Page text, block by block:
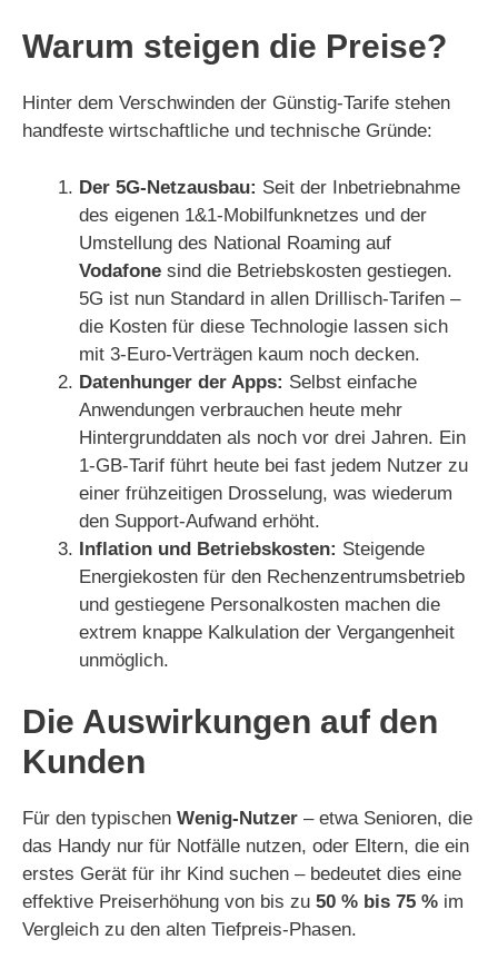
d
e
o
Warum steigen die Preise?
Hinter dem Verschwinden der Günstig-Tarife stehen
handfeste wirtschaftliche und technische Gründe:
Der 5G-Netzausbau: Seit der Inbetriebnahme
des eigenen 1&1-Mobilfunknetzes und der
Umstellung des National Roaming auf
Vodafone sind die Betriebskosten gestiegen.
5G ist nun Standard in allen Drillisch-Tarifen –
die Kosten für diese Technologie lassen sich
mit 3-Euro-Verträgen kaum noch decken.
Datenhunger der Apps: Selbst einfache
Anwendungen verbrauchen heute mehr
Hintergrunddaten als noch vor drei Jahren. Ein
1-GB-Tarif führt heute bei fast jedem Nutzer zu
einer frühzeitigen Drosselung, was wiederum
den Support-Aufwand erhöht.
Inflation und Betriebskosten: Steigende
Energiekosten für den Rechenzentrumsbetrieb
und gestiegene Personalkosten machen die
extrem knappe Kalkulation der Vergangenheit
unmöglich.
Die Auswirkungen auf den
Kunden
Für den typischen Wenig-Nutzer – etwa Senioren, die
das Handy nur für Notfälle nutzen, oder Eltern, die ein
erstes Gerät für ihr Kind suchen – bedeutet dies eine
effektive Preiserhöhung von bis zu 50 % bis 75 % im
Vergleich zu den alten Tiefpreis-Phasen.